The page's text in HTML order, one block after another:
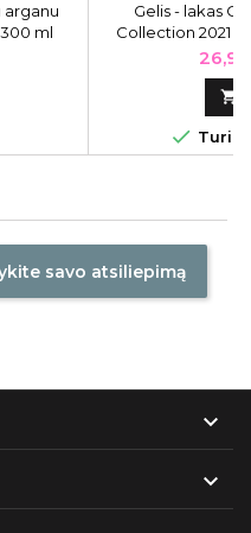
arganu
ml
Gelis - lakas
Collection 2021
Blue Year
Kaina


savo atsiliepimą

